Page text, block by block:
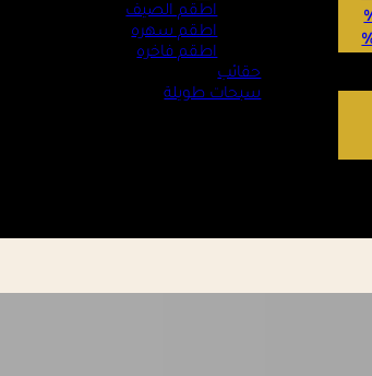
اطقم الصيف
اطقم سهره
اطقم فاخره
حقائب
سبحات طويلة